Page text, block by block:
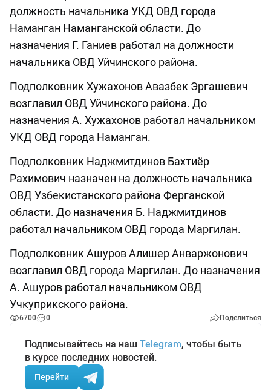
должность начальника УКД ОВД города
Наманган Наманганской области. До
назначения Г. Ганиев работал на должности
начальника ОВД Уйчинского района.
Подполковник Хужахонов Авазбек Эргашевич
возглавил ОВД Уйчинского района. До
назначения А. Хужахонов работал начальником
УКД ОВД города Наманган.
Подполковник Наджмитдинов Бахтиёр
Рахимович назначен на должность начальника
ОВД Узбекистанского района Ферганской
области. До назначения Б. Наджмитдинов
работал начальником ОВД города Маргилан.
Подполковник Ашуров Алишер Анваржонович
возглавил ОВД города Маргилан. До назначения
А. Ашуров работал начальником ОВД
Учкуприкского района.
6700 0 Поделиться
Подписывайтесь на наш Telegram, чтобы быть
в курсе последних новостей.
Перейти